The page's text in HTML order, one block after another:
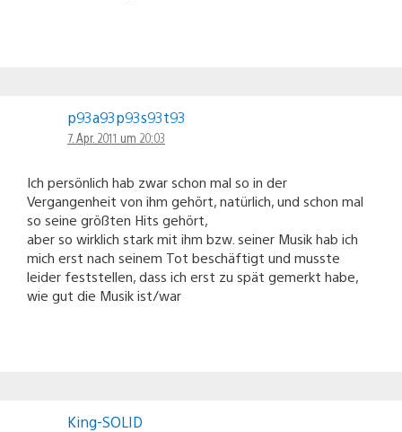
p93a93p93s93t93
7. Apr. 2011 um 20:03
Ich persönlich hab zwar schon mal so in der
Vergangenheit von ihm gehört, natürlich, und schon mal
so seine größten Hits gehört,
aber so wirklich stark mit ihm bzw. seiner Musik hab ich
mich erst nach seinem Tot beschäftigt und musste
leider feststellen, dass ich erst zu spät gemerkt habe,
wie gut die Musik ist/war
King-SOLID